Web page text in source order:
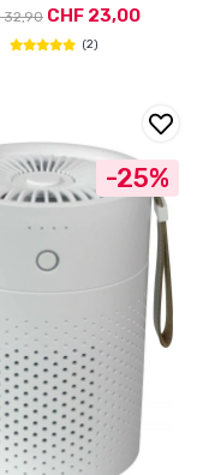
32,90 CHF 23,00
(2)
-25%